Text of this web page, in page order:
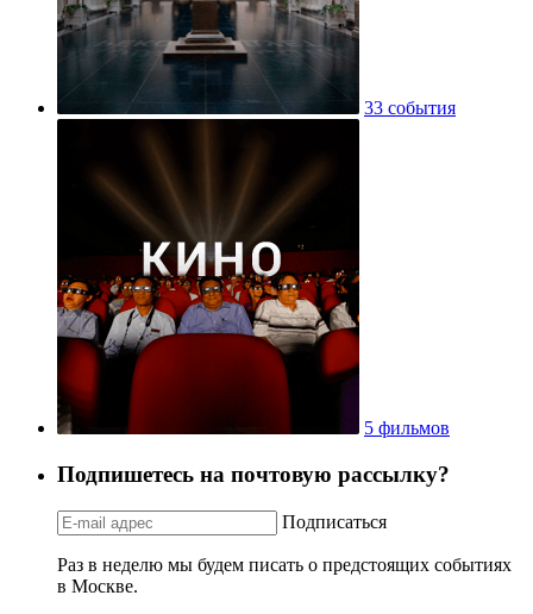
33 события
5 фильмов
Подпишетесь на почтовую рассылку?
Подписаться
Раз в неделю мы будем писать о предстоящих событиях
в Москве.